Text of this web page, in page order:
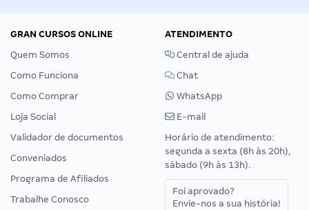
GRAN CURSOS ONLINE
Quem Somos
Como Funciona
Como Comprar
Loja Social
Validador de documentos
Conveniados
Programa de Afiliados
Trabalhe Conosco
ATENDIMENTO
Central de ajuda
Chat
WhatsApp
E-mail
Horário de atendimento:
segunda a sexta (8h às 20h),
sábado (9h às 13h).
Foi aprovado?
Envie-nos a sua história!